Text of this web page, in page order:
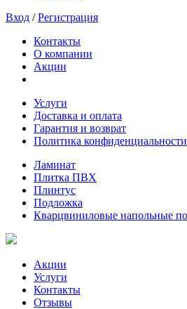
Вход /Регистрация
Контакты
О компании
Акции
Услуги
Доставка и оплата
Гарантия и возврат
Политика конфиденциальности
Ламинат
Плитка ПВХ
Плинтус
Подложка
Кварцвиниловые напольные
Акции
Услуги
Контакты
Отзывы